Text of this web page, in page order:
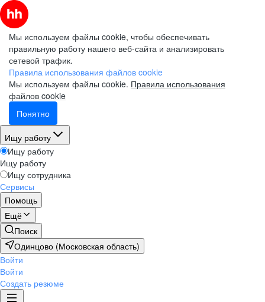
Мы используем файлы cookie, чтобы обеспечивать
правильную работу нашего веб-сайта и анализировать
сетевой трафик.
Правила использования файлов cookie
Мы используем файлы cookie. Правила использования
файлов cookie
Понятно
Ищу работу
Ищу работу
Ищу работу
Ищу сотрудника
Сервисы
Помощь
Ещё
Поиск
Одинцово (Московская область)
Войти
Войти
Создать резюме